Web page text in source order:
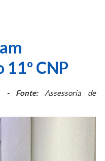
CNP
- Fonte:Assessoria de